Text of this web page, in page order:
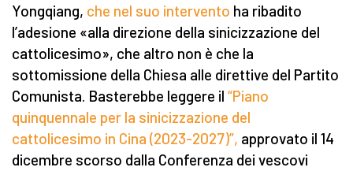
Yongqiang, che nel suo intervento ha ribadito
l’adesione «alla direzione della sinicizzazione del
cattolicesimo», che altro non è che la
sottomissione della Chiesa alle direttive del Partito
Comunista. Basterebbe leggere il “Piano
quinquennale per la sinicizzazione del
cattolicesimo in Cina (2023-2027)”, approvato il 14
dicembre scorso dalla Conferenza dei vescovi